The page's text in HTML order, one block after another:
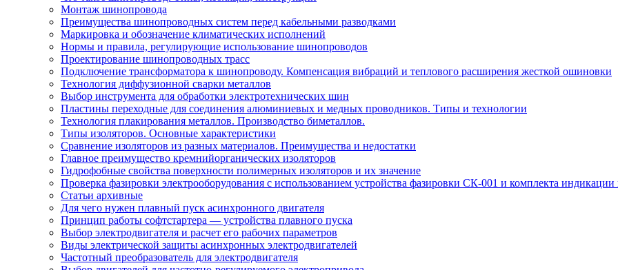
Монтаж шинопровода
Преимущества шинопроводных систем перед кабельными разводками
Маркировка и обозначение климатических исполнений
Нормы и правила, регулирующие использование шинопроводов
Проектирование шинопроводных трасс
Подключение трансформатора к шинопроводу. Компенсация вибраций и теплового расширения жесткой ошиновки
Технология диффузионной сварки металлов
Выбор инструмента для обработки электротехнических шин
Пластины переходные для соединения алюминиевых и медных проводников. Типы и технологии
Технология плакирования металлов. Производство биметаллов.
Типы изоляторов. Основные характеристики
Сравнение изоляторов из разных материалов. Преимущества и недостатки
Главное преимущество кремнийорганических изоляторов
Гидрофобные свойства поверхности поли мерных изоляторов и их значение
Проверка фазировки электрооборудования с использованием устройства фазировки СК-001 и комплекта
Статьи архивные
Для чего нужен плавный пуск асинхронного двигателя
Принцип работы софтстартера — устройства плавного пуска
Выбор электродвигателя и расчет его рабочих параметров
Виды электрической защиты асинхронных электродвигателей
Частотный преобразователь для электродвигателя